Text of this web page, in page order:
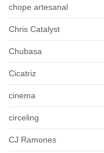
chope artesanal
Chris Catalyst
Chubasa
Cicatriz
cinema
circeling
CJ Ramones